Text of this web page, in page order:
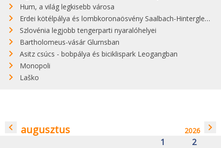
Hum, a világ legkisebb városa
Erdei kötélpálya és lombkoronaösvény Saalbach-Hinterglemmben
Szlovénia legjobb tengerparti nyaralóhelyei
Bartholomeus-vásár Glurnsban
Asitz csúcs - bobpálya és biciklispark Leogangban
Monopoli
Laško
navigate_before augusztus 2026 navigate_next
1
2